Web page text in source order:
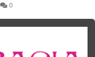
0